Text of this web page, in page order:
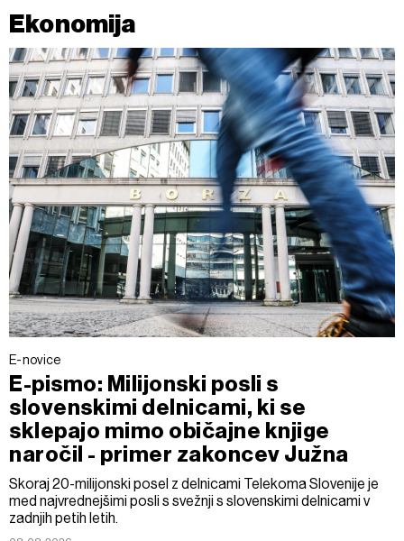
Ekonomija
E-novice
E-pismo: Milijonski posli s
slovenskimi delnicami, ki se
sklepajo mimo običajne knjige
naročil - primer zakoncev Južna
Skoraj 20-milijonski posel z delnicami Telekoma Slovenije je
med najvrednejšimi posli s svežnji s slovenskimi delnicami v
zadnjih petih letih.